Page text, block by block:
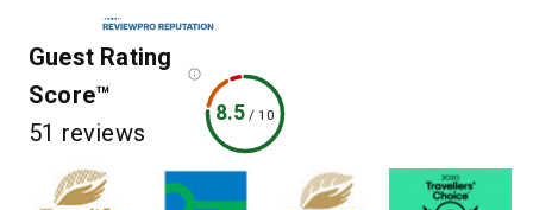
Guest Rating
Score™
51 reviews
2 websites
8.5/10